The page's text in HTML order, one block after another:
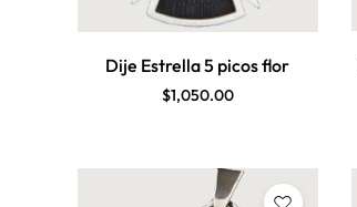
Dije Estrella 5 picos flor
$1,050.00